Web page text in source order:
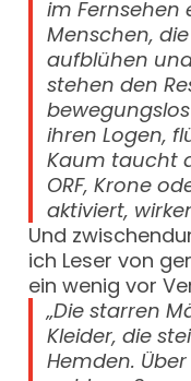
im Fernsehen
Menschen,
aufblühen
stehen den
ihren Logen,
Kaum taucht
ORF, Krone
aktiviert,
Und
ich Leser von
ein wenig vor
„Die starren
Kleider, die
Hemden.